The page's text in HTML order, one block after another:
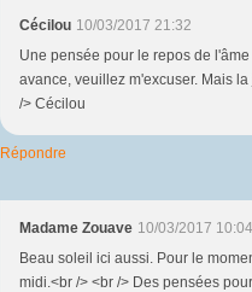
Cécilou 10/03/2017 21:32
Une pensée pour le repos de
avance, veuillez m'excuser. Mais
/> Cécilou
Répondre
Madame Zouave 10/03/2017 10:04
Beau soleil ici aussi. Pour le
midi.<br /> <br /> Des pensées